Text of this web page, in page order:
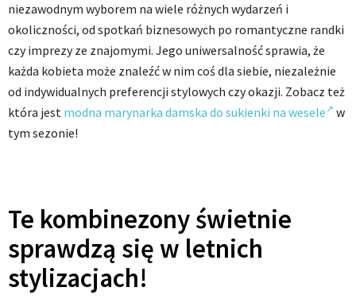
niezawodnym wyborem na wiele różnych wydarzeń i
okoliczności, od spotkań biznesowych po romantyczne randki
czy imprezy ze znajomymi. Jego uniwersalność sprawia, że
każda kobieta może znaleźć w nim coś dla siebie, niezależnie
od indywidualnych preferencji stylowych czy okazji. Zobacz też
która jest modna marynarka damska do sukienki na wesele
w
tym sezonie!
Te kombinezony świetnie
sprawdzą się w letnich
stylizacjach!